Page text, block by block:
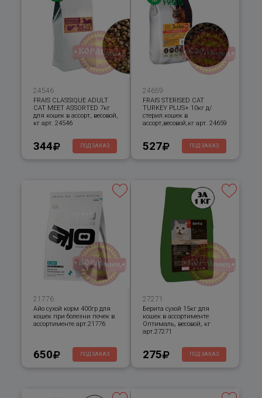
24546
FRAIS CLASSIQUE ADULT
CAT MEET ASSORTED 7кг
для кошек в ассорт, весовой,
кг арт. 24546
344 ПОД ЗАКАЗ
24659
FRAIS STERISED CAT
TURKEY PLUS+ 10кг д/
стерил.кошек в
ассорт,весовой,кг арт. 24659
527 ПОД ЗАКАЗ
21776
Айо сухой корм 400гр для
кошек при болезни почек в
ассортименте арт.21776
650 ПОД ЗАКАЗ
27271
Берита сухой 15кг для
кошек в ассортименте
Оптималь, весовой, кг
арт.27271
275 ПОД ЗАКАЗ